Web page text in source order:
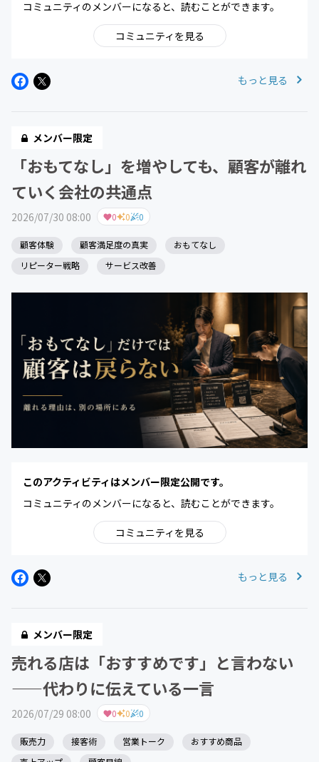
コミュニティのメンバーになると、読むことができます。
コミュニティを見る
もっと見る
メンバー限定
「おもてなし」を増やしても、顧客が離れ
ていく会社の共通点
2026/07/30 08:00 0 0 0
顧客体験 顧客満足度の真実
おもてなし
リピーター戦略
サービス改善
このアクティビティはメンバー限定公開です。
コミュニティのメンバーになると、読むことができます。
コミュニティを見る
もっと見る
メンバー限定
売れる店は「おすすめです」と言わない
——代わりに伝えている一言
2026/07/29 08:00 0 0 0
販売力 接客術 営業トーク
おすすめ商品